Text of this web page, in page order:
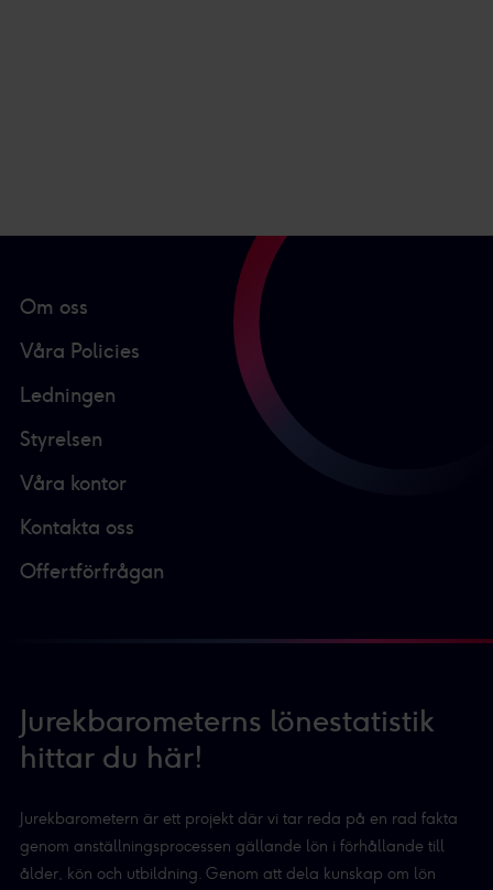
Om oss
Våra Policies
Ledningen
Styrelsen
Våra kontor
Kontakta oss
Offertförfrågan
Jurekbarometerns lönestatistik
hittar du här!
Jurekbarometern är ett projekt där vi tar reda på en rad fakta
genom anställningsprocessen gällande lön i förhållande till
ålder, kön och utbildning. Genom att dela kunskap om lön